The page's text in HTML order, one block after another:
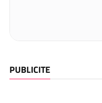
PUBLICITE